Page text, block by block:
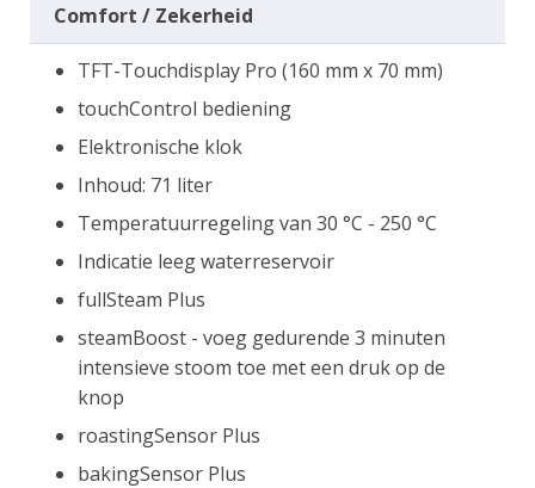
Comfort / Zekerheid
TFT-Touchdisplay Pro (160 mm x 70 mm)
touchControl bediening
Elektronische klok
Inhoud: 71 liter
Temperatuurregeling van 30 °C - 250 °C
Indicatie leeg waterreservoir
fullSteam Plus
steamBoost - voeg gedurende 3 minuten
intensieve stoom toe met een druk op de
knop
roastingSensor Plus
bakingSensor Plus